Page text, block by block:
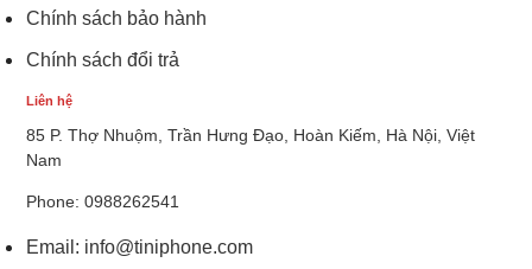
Liên hệ
85 P. Thợ Nhuộm, Trần Hưng Đạo, Hoàn Kiếm, Hà Nội, Việt
Nam
Phone: 0988262541
Email: info@tiniphone.com
Chính sách bảo hành
Chính sách đổi trả